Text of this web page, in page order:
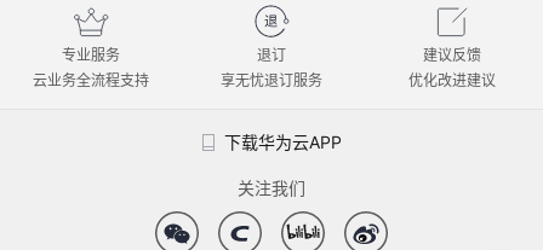
专业服务
云业务全流程支持
退订
享无忧退订服务
建议反馈
优化改进建议
下载华为云APP
关注我们